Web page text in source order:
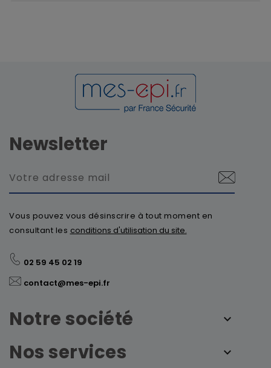
Newsletter
Vous pouvez vous désinscrire à tout moment en
consultant les conditions d'utilisation du site.
02 59 45 02 19
contact@mes-epi.fr
Notre société
Nos services